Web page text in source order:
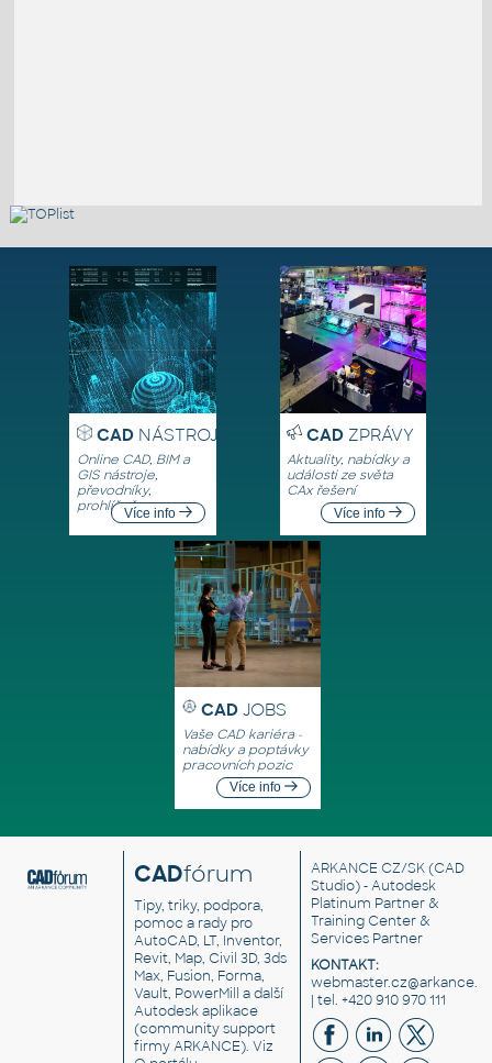
CADNÁSTROJE
Online CAD, BIM a
GIS nástroje,
převodníky,
prohlížečeVíce info
CADZPRÁVY
Aktuality, nabídky a
události ze světa
CAx řešení
Více info
CAD JOBS
Vaše CAD kariéra -
nabídky a poptávky
pracovních pozic
Více info
CADfórum
Tipy, triky, podpora,
pomoc a rady pro
AutoCAD, LT, Inventor,
Revit, Map, Civil 3D, 3ds
Max, Fusion, Forma,
Vault, PowerMill a další
Autodesk aplikace
(community support
firmy ARKANCE). Viz
ARKANCE CZ/SK(CAD
Studio) - Autodesk
Platinum Partner &
Training Center &
Services Partner
KONTAKT:
| tel. +420 910 970 111